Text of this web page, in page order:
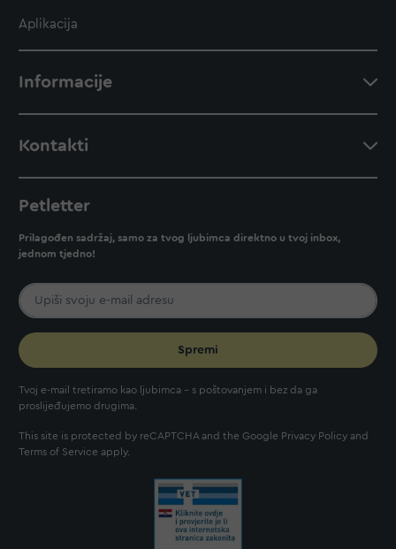
Aplikacija
Informacije
Kontakti
Petletter
Prilagođen sadržaj, samo za tvog ljubimca direktno u tvoj inbox,
jednom tjedno!
Spremi
Tvoj e-mail tretiramo kao ljubimca - s poštovanjem i bez da ga
proslijeđujemo drugima.
This site is protected by reCAPTCHA and the Google Privacy Policy and
Terms of Service apply.